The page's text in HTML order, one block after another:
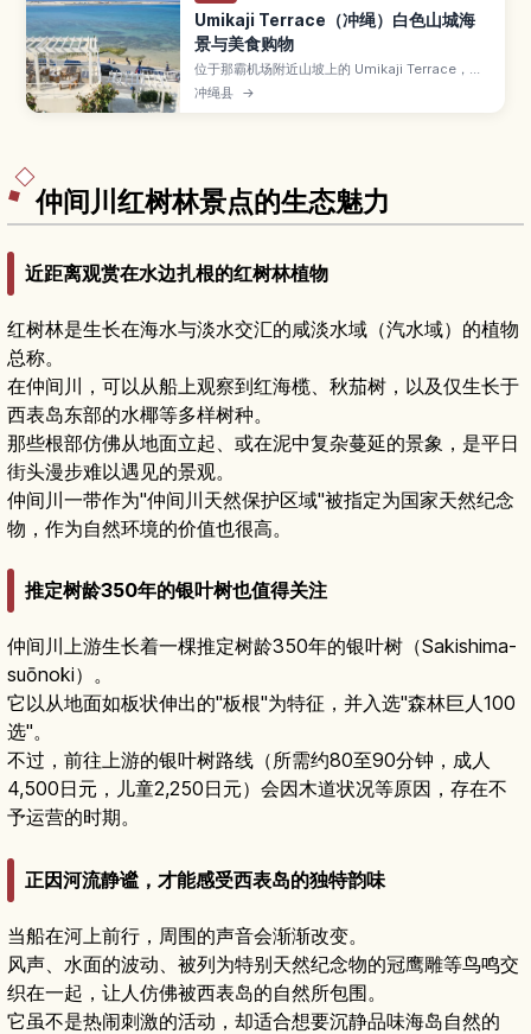
Umikaji Terrace（冲绳）白色山城海
景与美食购物
位于那霸机场附近山坡上的 Umikaji Terrace，是
白墙建筑层层向海延伸的网红海景商圈。文章介绍
可以眺望碧海蓝天的露台、汇集冲绳料理与甜点的
冲绳县 →
仲间川红树林景点的生态魅力
近距离观赏在水边扎根的红树林植物
红树林是生长在海水与淡水交汇的咸淡水域（汽水域）的植物
总称。
在仲间川，可以从船上观察到红海榄、秋茄树，以及仅生长于
西表岛东部的水椰等多样树种。
那些根部仿佛从地面立起、或在泥中复杂蔓延的景象，是平日
街头漫步难以遇见的景观。
仲间川一带作为"仲间川天然保护区域"被指定为国家天然纪念
物，作为自然环境的价值也很高。
推定树龄350年的银叶树也值得关注
仲间川上游生长着一棵推定树龄350年的银叶树（Sakishima-
suōnoki）。
它以从地面如板状伸出的"板根"为特征，并入选"森林巨人100
选"。
不过，前往上游的银叶树路线（所需约80至90分钟，成人
4,500日元，儿童2,250日元）会因木道状况等原因，存在不
予运营的时期。
正因河流静谧，才能感受西表岛的独特韵味
当船在河上前行，周围的声音会渐渐改变。
风声、水面的波动、被列为特别天然纪念物的冠鹰雕等鸟鸣交
织在一起，让人仿佛被西表岛的自然所包围。
它虽不是热闹刺激的活动，却适合想要沉静品味海岛自然的